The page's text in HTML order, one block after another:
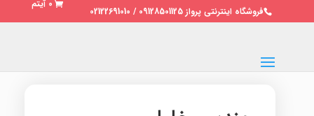
فروشگاه اینترنتی پرواز 09128501125 / 02122691010
0 آیتم